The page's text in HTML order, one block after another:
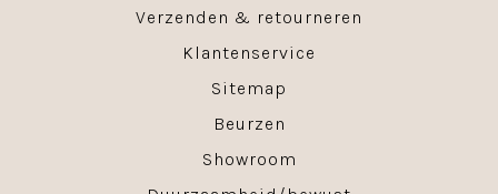
Verzenden & retourneren
Klantenservice
Sitemap
Beurzen
Showroom